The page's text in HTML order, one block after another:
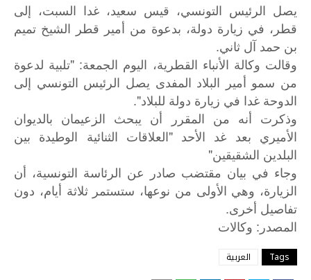
يصل الرئيس التونسي، قيس سعيد، غدا السبت، إلى
قطر، في زيارة دولة، بدعوة من أمير قطر الشيخ تميم
بن حمد آل ثاني.
وقالت وكالة الأنباء القطرية، اليوم الجمعة: "تلبية لدعوة
من سمو أمير البلاد المفدى يصل الرئيس التونسي إلى
الدوحة غدا في زيارة دولة للبلاد".
وذكرت أنه من المقرر أن يبحث الزعيمان بالديوان
الأميري بعد غد الأحد "العلاقات الثنائية الوطيدة بين
البلدين الشقيقين"
وجاء في بيان مقتضب صادر عن الرئاسة التونسية، أن
الزيارة، وهي الأولى من نوعها، ستستمر ثلاثة أيام، دون
تفاصيل أخرى.
المصدر : وكالات
Tags العربية